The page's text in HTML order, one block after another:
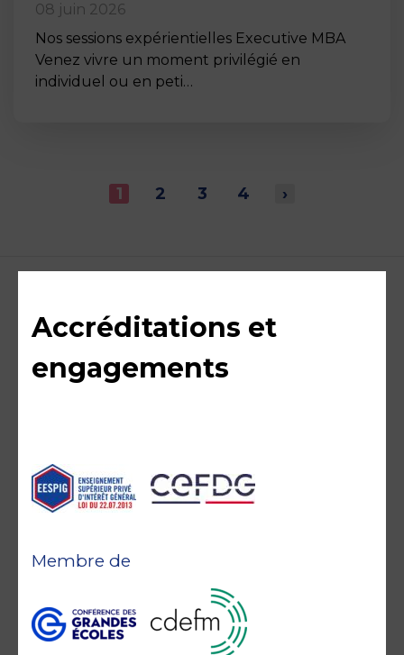
08 juin 2026
Nos sessions expérientielles Executive MBA
Venez vivre un moment privilégié en
individuel ou en peti…
1 2 3 4 ›
Accréditations et
engagements
Membre de